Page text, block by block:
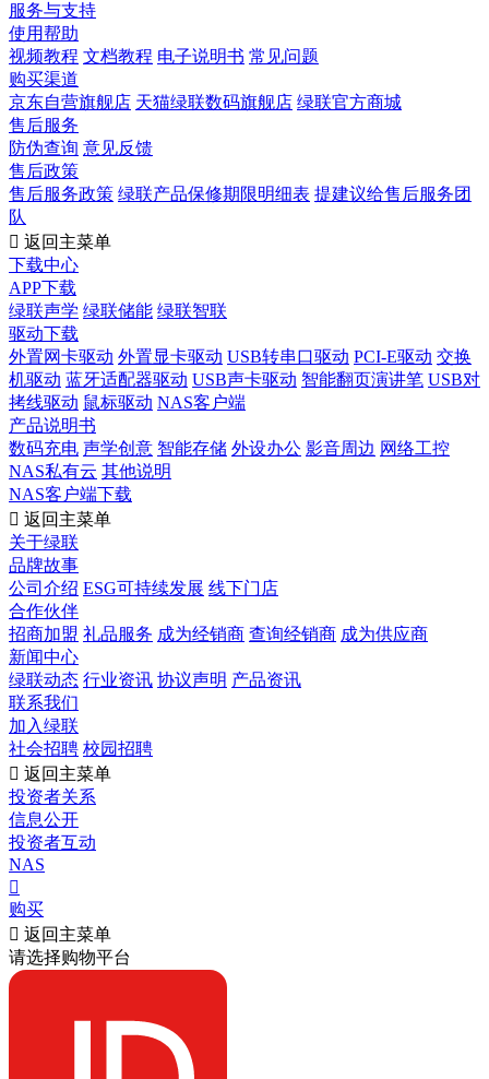
服务与支持
使用帮助
视频教程 文档教程 电子说明书 常见问题
购买渠道
京东自营旗舰店 天猫绿联数码旗舰店 绿联官方商城
售后服务
防伪查询 意见反馈
售后政策
售后服务政策 绿联产品保修期限明细表 提建议给售后服务团
队
 返回主菜单
下载中心
APP下载
绿联声学 绿联储能 绿联智联
驱动下载
外置网卡驱动 外置显卡驱动 USB转串口驱动 PCI-E驱动 交换
机驱动 蓝牙适配器驱动 USB声卡驱动 智能翻页演讲笔 USB对
拷线驱动 鼠标驱动 NAS客户端
产品说明书
数码充电 声学创意 智能存储 外设办公 影音周边 网络工控
NAS私有云 其他说明
NAS客户端下载
 返回主菜单
关于绿联
品牌故事
公司介绍 ESG可持续发展 线下门店
合作伙伴
招商加盟 礼品服务 成为经销商 查询经销商 成为供应商
新闻中心
绿联动态 行业资讯 协议声明 产品资讯
联系我们
加入绿联
社会招聘 校园招聘
 返回主菜单
投资者关系
信息公开
投资者互动
NAS

购买
 返回主菜单
请选择购物平台